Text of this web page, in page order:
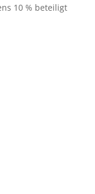
10 % beteiligt